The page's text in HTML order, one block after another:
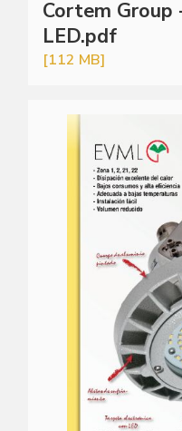
Cortem Group
LED.pdf
[112 MB]